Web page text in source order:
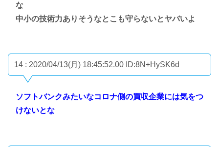
な
中小の技術力ありそうなとこも守らないとヤバいよ
14 : 2020/04/13(月) 18:45:52.00 ID:8N+HySK6d
ソフトバンクみたいなコロナ側の買収企業には気をつ
けないとな